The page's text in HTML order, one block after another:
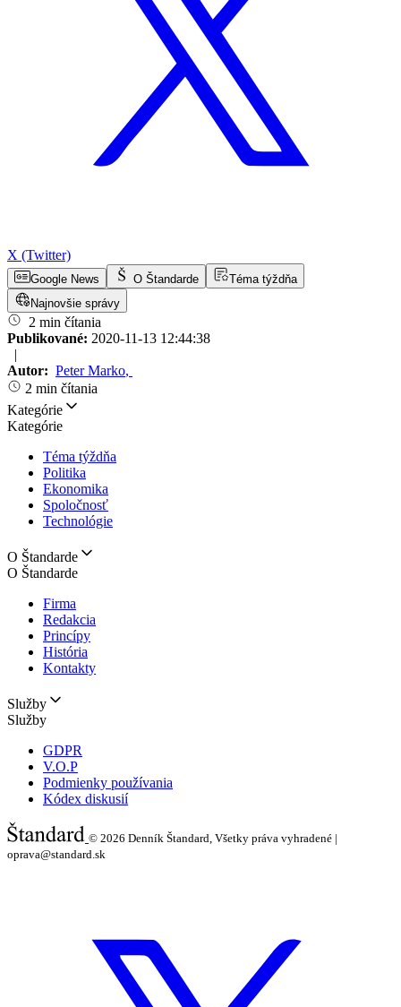
X (Twitter)
Google News O Štandarde
Téma týždňa
Najnovšie správy
2 min čítania
Publikované: 2020-11-13 12:44:38
|
Autor: Peter Marko,
2 min čítania
Kategórie
Kategórie
Téma týždňa
Politika
Ekonomika
Spoločnosť
Technológie
O Štandarde
O Štandarde
Firma
Redakcia
Princípy
História
Kontakty
Služby
Služby
GDPR
V.O.P
Podmienky používania
Kódex diskusií
© 2026 Denník Štandard, Všetky práva vyhradené |
oprava@standard.sk